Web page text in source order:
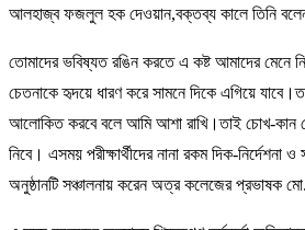
আলহাজ্ব ফজলুল হক দেওয়ান,বক্তব্য কালে তিনি
তোমাদের ভবিষ্যত রঙিন করতে এ কষ্ট আমাদের মেনে
চেতনাকে হৃদয়ে ধারণ করে সামনে দিকে এগিয়ে
আলোকিত করবে বলে আমি আশা রাখি।তাই চোখ-কান
নিবে। এসময় পরীক্ষার্থীদের নানা রকম দিক-নির্দেশনা
অনুষ্ঠানটি সঞ্চালনায় করেন অত্র কলেজের প্রভাষক